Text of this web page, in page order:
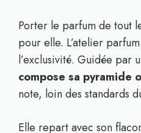
Porter le parfum de tout
pour elle. L’atelier
l’exclusivité. Guidée par
compose sa pyramide
note, loin des standards
Elle repart avec son